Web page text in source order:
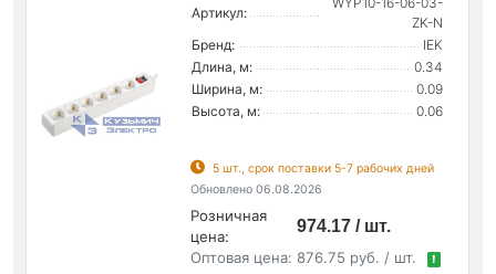
Артикул:
ZK-N
Бренд:
IEK
Длина, м:
0.34
Ширина, м:
0.09
Высота, м:
0.06
5 шт., срок поставки 5-7 рабочих дней
Обновлено 06.08.2026
Розничная
цена:
974.17 / шт.
Оптовая цена: 876.75 руб. / шт. !